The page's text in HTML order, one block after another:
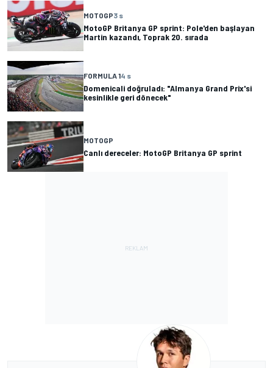
MOTOGP3 s
MotoGP Britanya GP sprint: Pole'den başlayan
Martin kazandı, Toprak 20. sırada
FORMULA 14 s
Domenicali doğruladı: "Almanya Grand Prix'si
kesinlikle geri dönecek"
MOTOGP
Canlı dereceler: MotoGP Britanya GP sprint